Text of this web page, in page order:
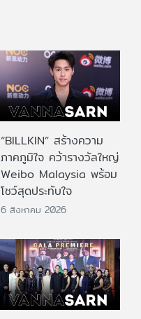
“BILLKIN” สร้างความ
ภาคภูมิใจ คว้ารางวัลใหญ่
Weibo Malaysia พร้อม
โชว์สุดประทับใจ
6 สิงหาคม 2026